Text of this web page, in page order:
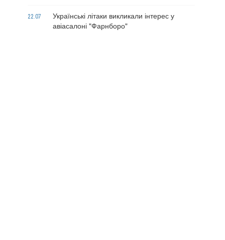
22.07
Українські літаки викликали інтерес у
авіасалоні "Фарнборо"